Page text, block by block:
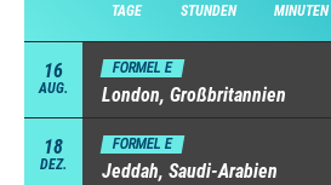
TAGE STUNDEN MINUTEN
16
AUG.
FORMEL E
London, Großbritannien
18
DEZ.
FORMEL E
Jeddah, Saudi-Arabien